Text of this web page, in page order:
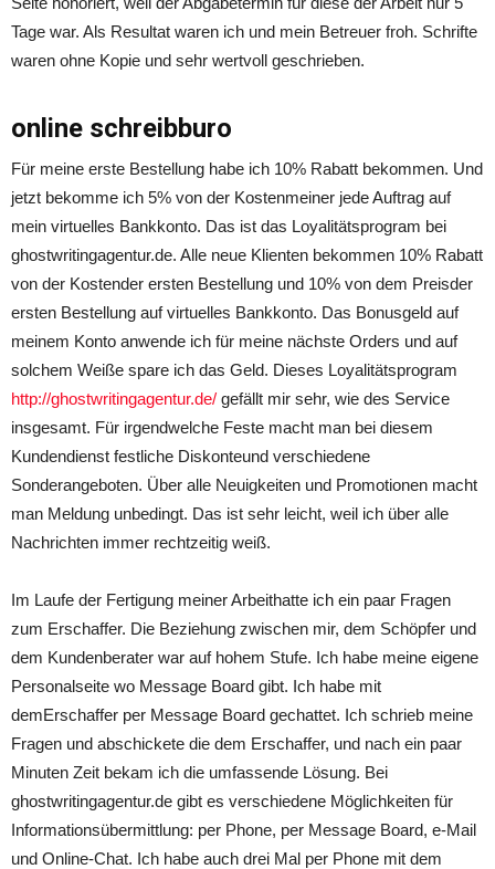
Tage war. Als Resultat waren ich und mein Betreuer froh. Schrifte
waren ohne Kopie und sehr wertvoll geschrieben.
online schreibburo
Für meine erste Bestellung habe ich 10% Rabatt bekommen. Und
jetzt bekomme ich 5% von der Kostenmeiner jede Auftrag auf
mein virtuelles Bankkonto. Das ist das Loyalitätsprogram bei
ghostwritingagentur.de. Alle neue Klienten bekommen 10% Rabatt
von der Kostender ersten Bestellung und 10% von dem Preisder
ersten Bestellung auf virtuelles Bankkonto. Das Bonusgeld auf
meinem Konto anwende ich für meine nächste Orders und auf
solchem Weiße spare ich das Geld. Dieses Loyalitätsprogram
http://ghostwritingagentur.de/ gefällt mir sehr, wie des Service
insgesamt. Für irgendwelche Feste macht man bei diesem
Kundendienst festliche Diskonteund verschiedene
Sonderangeboten. Über alle Neuigkeiten und Promotionen macht
man Meldung unbedingt. Das ist sehr leicht, weil ich über alle
Nachrichten immer rechtzeitig weiß.
Im Laufe der Fertigung meiner Arbeithatte ich ein paar Fragen
zum Erschaffer. Die Beziehung zwischen mir, dem Schöpfer und
dem Kundenberater war auf hohem Stufe. Ich habe meine eigene
Personalseite wo Message Board gibt. Ich habe mit
demErschaffer per Message Board gechattet. Ich schrieb meine
Fragen und abschickete die dem Erschaffer, und nach ein paar
Minuten Zeit bekam ich die umfassende Lösung. Bei
ghostwritingagentur.de gibt es verschiedene Möglichkeiten für
Informationsübermittlung: per Phone, per Message Board, e-Mail
und Online-Chat. Ich habe auch drei Mal per Phone mit dem